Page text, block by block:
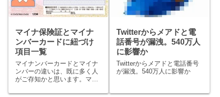
マイナ保険証とマイナ
ンバーカードに紐づけ
項目一覧
マイナンバーカードとマイナ
ンバーの違いは、既に多く人
がご存知かと思います。マイ
に割り当てられた12桁のただ
Twitterからメアドと電
話番号が漏洩。540万人
に影響か
Twitterからメアドと電話番号
が漏洩。540万人に影響か